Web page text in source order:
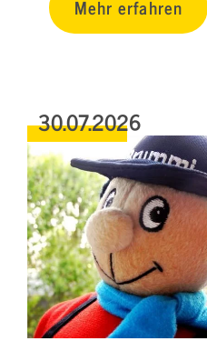
Mehr erfahren
30.07.2026